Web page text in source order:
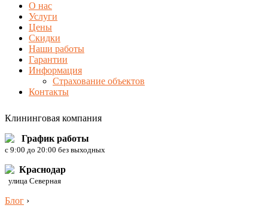
О нас
Услуги
Цены
Скидки
Наши работы
Гарантии
Информация
Страхование объектов
Контакты
Клининговая компания
График работы
c 9:00 до 20:00 без выходных
Краснодар
улица Северная
Блог ›